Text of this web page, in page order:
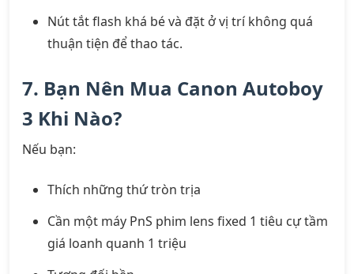
Nút tắt flash khá bé và đặt ở vị trí không quá
thuận tiện để thao tác.
7. Bạn Nên Mua Canon Autoboy
3 Khi Nào?
Nếu bạn:
Thích những thứ tròn trịa
Cần một máy PnS phim lens fixed 1 tiêu cự tầm
giá loanh quanh 1 triệu